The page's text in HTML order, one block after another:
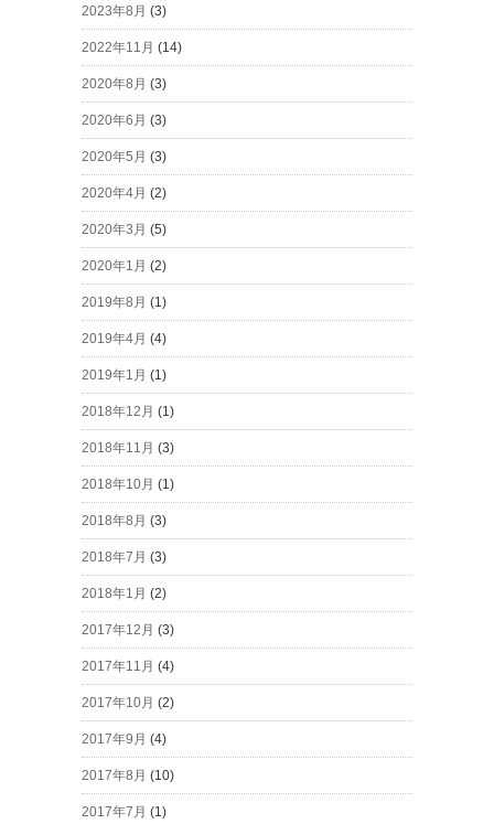
2023年8月 (3)
2022年11月 (14)
2020年8月 (3)
2020年6月 (3)
2020年5月 (3)
2020年4月 (2)
2020年3月 (5)
2020年1月 (2)
2019年8月 (1)
2019年4月 (4)
2019年1月 (1)
2018年12月 (1)
2018年11月 (3)
2018年10月 (1)
2018年8月 (3)
2018年7月 (3)
2018年1月 (2)
2017年12月 (3)
2017年11月 (4)
2017年10月 (2)
2017年9月 (4)
2017年8月 (10)
2017年7月 (1)